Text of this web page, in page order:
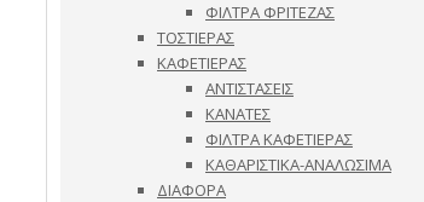
ΦΙΛΤΡΑ ΦΡΙΤΕΖΑΣ
ΤΟΣΤΙΕΡΑΣ
ΚΑΦΕΤΙΕΡΑΣ
ΑΝΤΙΣΤΑΣΕΙΣ
ΚΑΝΑΤΕΣ
ΦΙΛΤΡΑ ΚΑΦΕΤΙΕΡΑΣ
ΚΑΘΑΡΙΣΤΙΚΑ-ΑΝΑΛΩΣΙΜΑ
ΔΙΑΦΟΡΑ